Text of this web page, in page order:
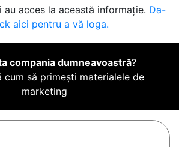
au acces la această informație. Da-
aici pentru a vă loga.
compania dumneavoastră?
cum să primești materialele de
marketing